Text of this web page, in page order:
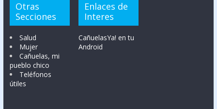
Otras
Secciones
Salud
Mujer
Cañuelas, mi
pueblo chico
Teléfonos
útiles
Enlaces de
Interes
CañuelasYa! en tu
Android